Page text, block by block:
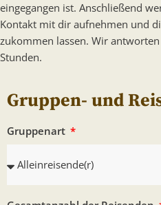
eingegangen ist. Anschließend
Kontakt mit dir aufnehmen und
zukommen lassen. Wir
Stunden.
Gruppen- und
Gruppenart